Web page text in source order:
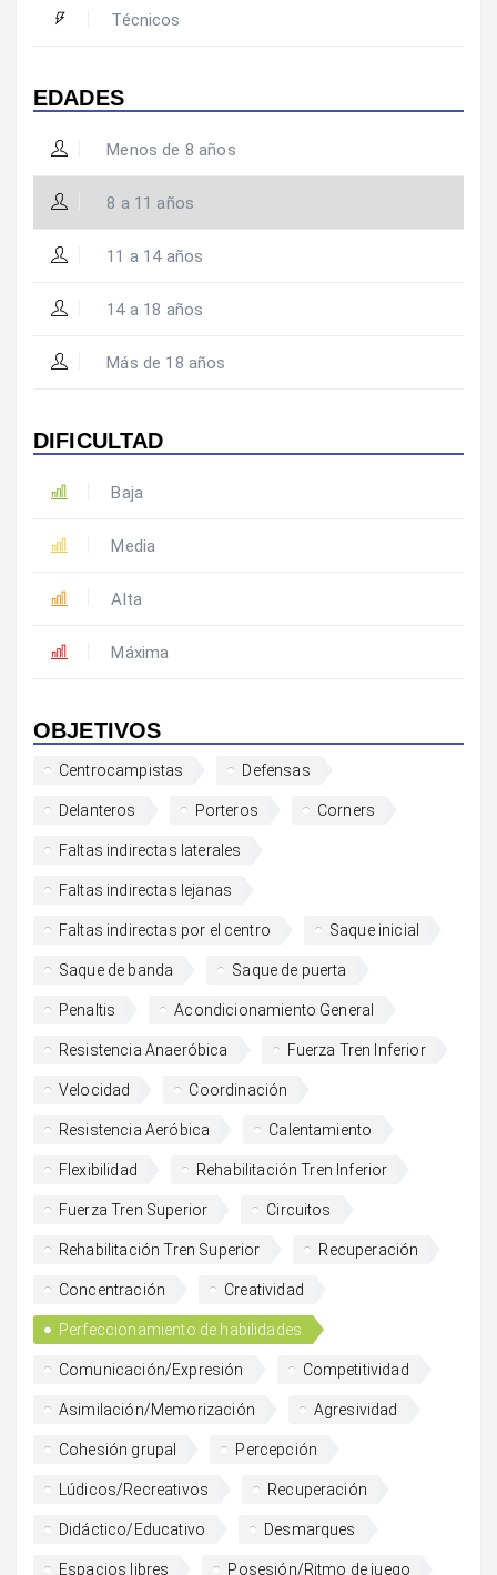
Técnicos
EDADES
Menos de 8 años
8 a 11 años
11 a 14 años
14 a 18 años
Más de 18 años
DIFICULTAD
Baja
Media
Alta
Máxima
OBJETIVOS
Centrocampistas Defensas
Delanteros Porteros Corners
Faltas indirectas laterales
Faltas indirectas lejanas
Faltas indirectas por el centro Saque inicial
Saque de banda Saque de puerta
Penaltis Acondicionamiento General
Resistencia Anaeróbica Fuerza Tren Inferior
Velocidad Coordinación
Resistencia Aeróbica Calentamiento
Flexibilidad Rehabilitación Tren Inferior
Fuerza Tren Superior Circuitos
Rehabilitación Tren Superior Recuperación
Concentración Creatividad
Perfeccionamiento de habilidades
Comunicación/Expresión Competitividad
Asimilación/Memorización Agresividad
Cohesión grupal Percepción
Lúdicos/Recreativos Recuperación
Didáctico/Educativo Desmarques
Espacios libres Posesión/Ritmo de juego